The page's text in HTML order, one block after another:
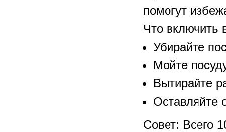
помогут
Что включить
Убирайте
Мойте
Вытирайте
Оставляйте
Совет: Всего